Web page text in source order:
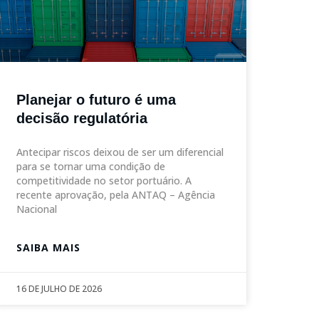
Planejar o futuro é uma
decisão regulatória
Antecipar riscos deixou de ser um diferencial
para se tornar uma condição de
competitividade no setor portuário. A
recente aprovação, pela ANTAQ – Agência
Nacional
SAIBA MAIS
16 DE JULHO DE 2026